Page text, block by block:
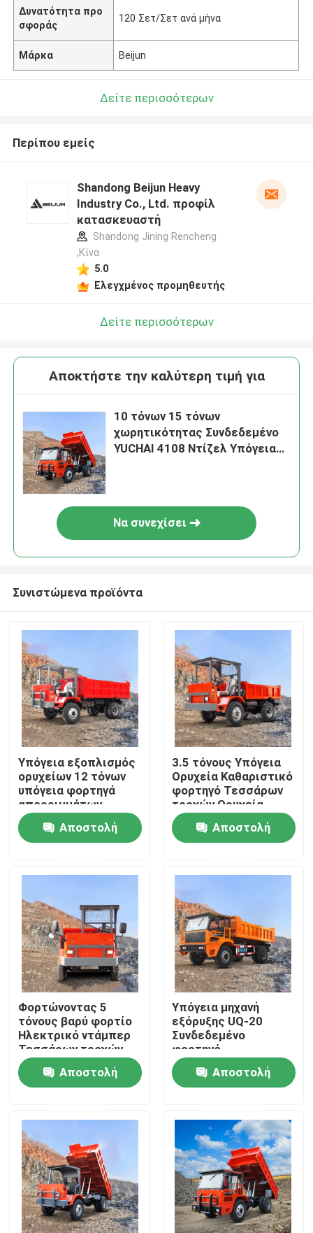
Σπίτι
Επαφές
Προϊόντα
Βίντεο
Υπόγειο φορτηγό απορρίψεων
Υπόγειο αρθρωμένο φορτηγό
Τροχόφορο-καθαριστήρα
Ανύψωση με ψαλίδι τροχών
Δυνατότητα προ
σφοράς
120 Σετ/Σετ ανά μήνα
Μάρκα Beijun
Δείτε περισσότερων
Περίπου εμείς
Shandong Beijun Heavy
Industry Co., Ltd. προφίλ
κατασκευαστή
Shandong Jining Rencheng
,Κίνα
5.0
Ελεγχμένος προμηθευτής
Δείτε περισσότερων
Αποκτήστε την καλύτερη τιμή για
10 τόνων 15 τόνων
χωρητικότητας Συνδεδεμένο
YUCHAI 4108 Ντίζελ Υπόγεια
Να συνεχίσει
Συνιστώμενα προϊόντα
Υπόγεια εξοπλισμός
ορυχείων 12 τόνων
υπόγεια φορτηγά
απορριμμάτων
αρθρωτών
απορριμμάτων
Αποστολή
3.5 τόνους Υπόγεια
Ορυχεία Καθαριστικό
φορτηγό Τεσσάρων
τροχών Ορυχεία
στενό άξονα
Αποστολή
Φορτώνοντας 5
τόνους βαρύ φορτίο
Ηλεκτρικό ντάμπερ
Τεσσάρων τροχών
Υπόγεια Ορυχεία
Ντάμπερ Τίπερ
Αποστολή
Υπόγεια μηχανή
εξόρυξης UQ-20
Συνδεδεμένο
φορτηγό
απορριμμάτων
εξόρυξηςΑποστολή